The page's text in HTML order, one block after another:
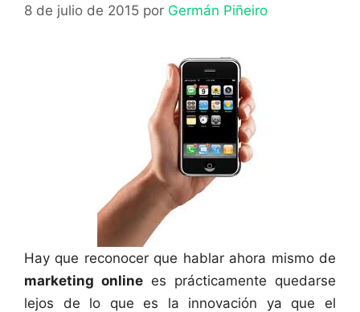
8 de julio de 2015 por Germán Piñeiro
Hay que reconocer que hablar ahora mismo de
marketing online es prácticamente quedarse
lejos de lo que es la innovación ya que el